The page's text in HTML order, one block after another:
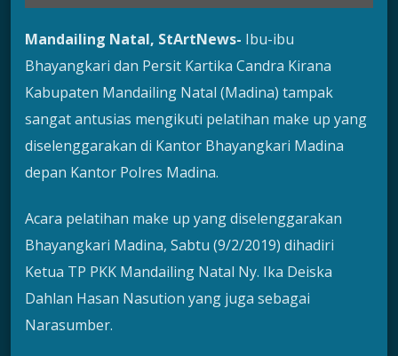
Mandailing Natal, StArtNews- Ibu-ibu
Bhayangkari dan Persit Kartika Candra Kirana
Kabupaten Mandailing Natal (Madina) tampak
sangat antusias mengikuti pelatihan make up yang
diselenggarakan di Kantor Bhayangkari Madina
depan Kantor Polres Madina.
Acara pelatihan make up yang diselenggarakan
Bhayangkari Madina, Sabtu (9/2/2019) dihadiri
Ketua TP PKK Mandailing Natal Ny. Ika Deiska
Dahlan Hasan Nasution yang juga sebagai
Narasumber.